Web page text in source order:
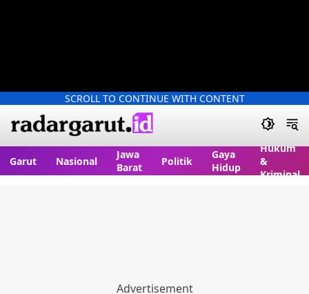
SCROLL TO CONTINUE WITH CONTENT
Garut Nasional
Jawa
Barat
Politik
Gaya
Hidup
Hukum
&
Kriminal